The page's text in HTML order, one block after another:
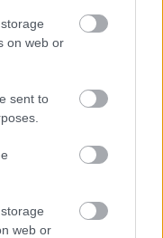
on web or
sent to
web or
Δύμης στο